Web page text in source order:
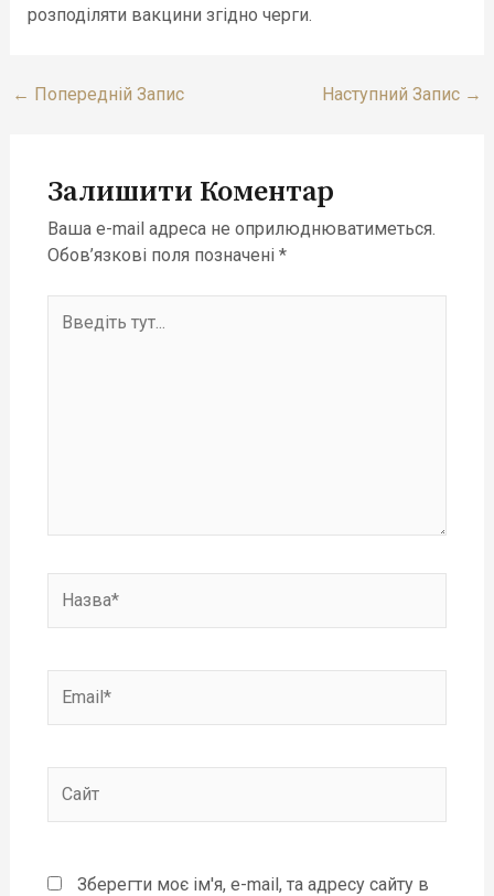
розподіляти вакцини згідно черги.
← Попередній Запис Наступний Запис →
Залишити Коментар
Ваша e-mail адреса не оприлюднюватиметься.
Обов’язкові поля позначені *
тут...
Зберегти моє ім'я, e-mail, та адресу сайту в